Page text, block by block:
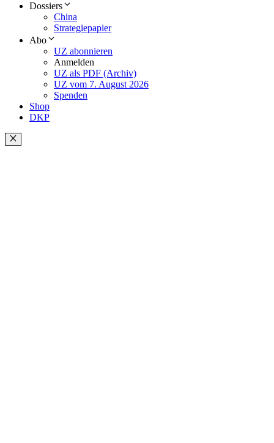
Dossiers
China
Strategiepapier
Abo
UZ abonnieren
Anmelden
UZ als PDF (Archiv)
UZ vom 7. August 2026
Spenden
Shop
DKP
Schließen